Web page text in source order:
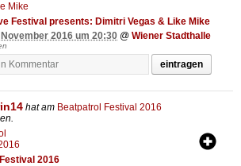
Festival presents: Dimitri Vegas & Like Mike
2016 um 20:30 @ Wiener Stadthalle
eintragen
hat am Beatpatrol Festival 2016
2016